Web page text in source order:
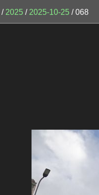
/ 2025 / 2025-10-25 / 068